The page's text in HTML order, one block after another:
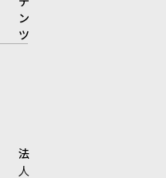
ン
ツ
法
人